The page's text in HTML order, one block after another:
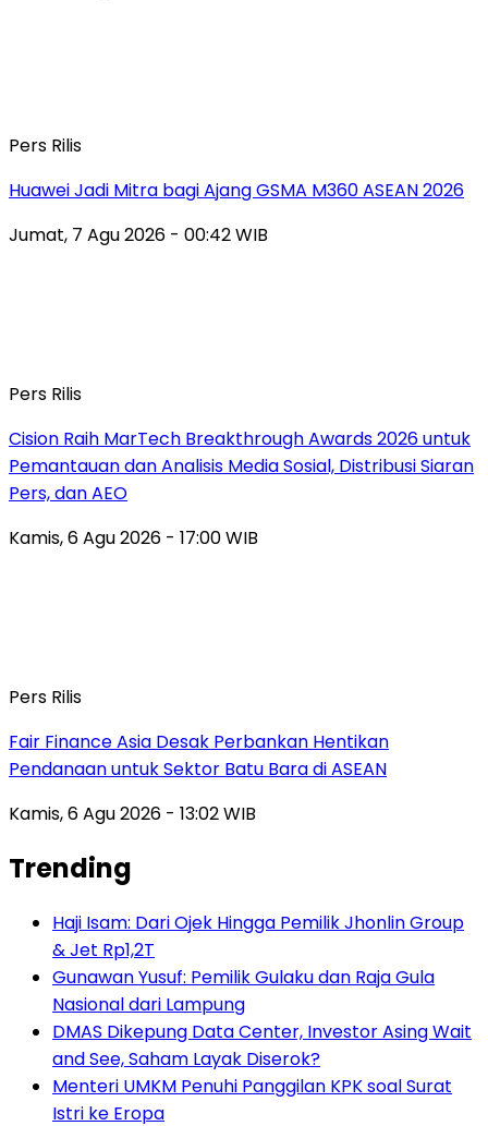
Pers Rilis
Huawei Jadi Mitra bagi Ajang GSMA M360 ASEAN 2026
Jumat, 7 Agu 2026 - 00:42 WIB
Pers Rilis
Cision Raih MarTech Breakthrough Awards 2026 untuk
Pemantauan dan Analisis Media Sosial, Distribusi Siaran
Pers, dan AEO
Kamis, 6 Agu 2026 - 17:00 WIB
Pers Rilis
Fair Finance Asia Desak Perbankan Hentikan
Pendanaan untuk Sektor Batu Bara di ASEAN
Kamis, 6 Agu 2026 - 13:02 WIB
Trending
Haji Isam: Dari Ojek Hingga Pemilik Jhonlin Group
& Jet Rp1,2T
Gunawan Yusuf: Pemilik Gulaku dan Raja Gula
Nasional dari Lampung
DMAS Dikepung Data Center, Investor Asing Wait
and See, Saham Layak Diserok?
Menteri UMKM Penuhi Panggilan KPK soal Surat
Istri ke Eropa